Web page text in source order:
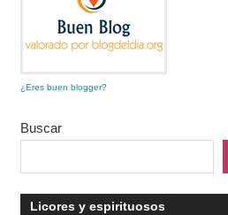
¿Eres buen blogger?
Buscar
Licores y espirituosos